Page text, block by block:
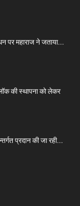
पर महाराज ने जताया...
की स्थापना को लेकर
प्रदान की जा रही...